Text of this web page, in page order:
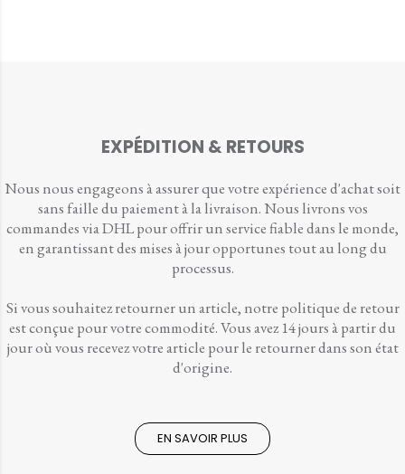
EXPÉDITION & RETOURS
Nous nous engageons à assurer que votre expérience d'achat soit
sans faille du paiement à la livraison. Nous livrons vos
commandes via DHL pour offrir un service fiable dans le monde,
en garantissant des mises à jour opportunes tout au long du
processus.
Si vous souhaitez retourner un article, notre politique de retour
est conçue pour votre commodité. Vous avez 14 jours à partir du
jour où vous recevez votre article pour le retourner dans son état
d'origine.
EN SAVOIR PLUS